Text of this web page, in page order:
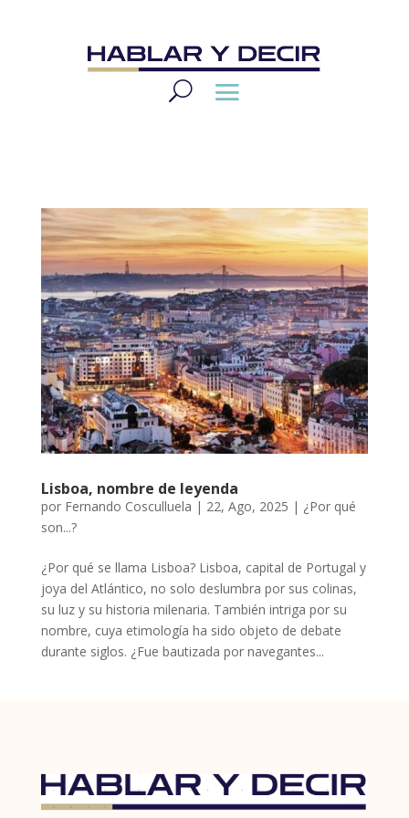
Lisboa, nombre de leyenda
por Fernando Cosculluela | 22, Ago, 2025 | ¿Por qué
son...?
¿Por qué se llama Lisboa? Lisboa, capital de Portugal y
joya del Atlántico, no solo deslumbra por sus colinas,
su luz y su historia milenaria. También intriga por su
nombre, cuya etimología ha sido objeto de debate
durante siglos. ¿Fue bautizada por navegantes...